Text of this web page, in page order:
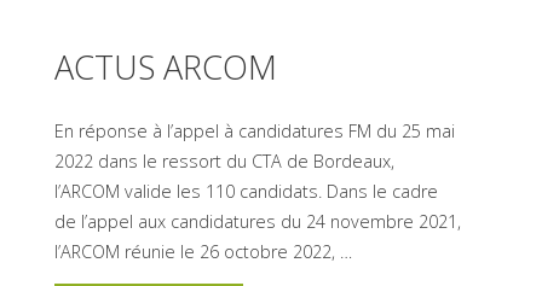
nouveautés
!"
ACTUS ARCOM
En réponse à l’appel à candidatures FM du 25 mai
2022 dans le ressort du CTA de Bordeaux,
l’ARCOM valide les 110 candidats. Dans le cadre
de l’appel aux candidatures du 24 novembre 2021,
l’ARCOM réunie le 26 octobre 2022, …